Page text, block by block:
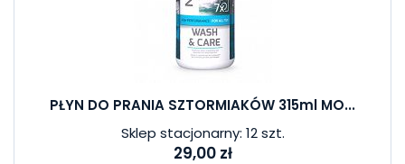
PŁYN DO PRANIA SZTORMIAKÓW 315ml MO...
Sklep stacjonarny: 12 szt.
29,00 zł